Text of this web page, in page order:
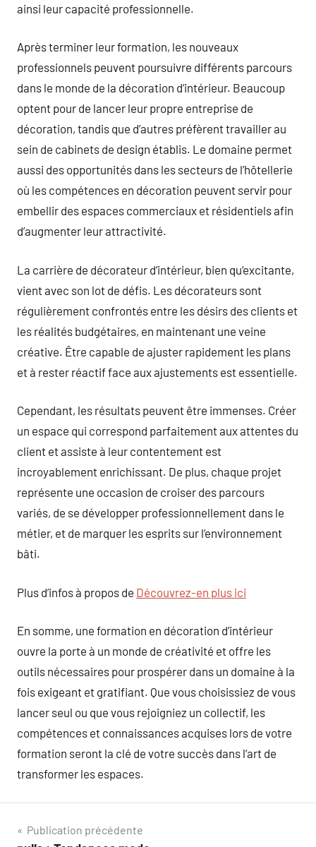
ainsi leur capacité professionnelle.
Après terminer leur formation, les nouveaux
professionnels peuvent poursuivre différents parcours
dans le monde de la décoration d’intérieur. Beaucoup
optent pour de lancer leur propre entreprise de
décoration, tandis que d’autres préfèrent travailler au
sein de cabinets de design établis. Le domaine permet
aussi des opportunités dans les secteurs de l’hôtellerie
où les compétences en décoration peuvent servir pour
embellir des espaces commerciaux et résidentiels afin
d’augmenter leur attractivité.
La carrière de décorateur d’intérieur, bien qu’excitante,
vient avec son lot de défis. Les décorateurs sont
régulièrement confrontés entre les désirs des clients et
les réalités budgétaires, en maintenant une veine
créative. Être capable de ajuster rapidement les plans
et à rester réactif face aux ajustements est essentielle.
Cependant, les résultats peuvent être immenses. Créer
un espace qui correspond parfaitement aux attentes du
client et assiste à leur contentement est
incroyablement enrichissant. De plus, chaque projet
représente une occasion de croiser des parcours
variés, de se développer professionnellement dans le
métier, et de marquer les esprits sur l’environnement
bâti.
Plus d’infos à propos de Découvrez-en plus ici
En somme, une formation en décoration d’intérieur
ouvre la porte à un monde de créativité et offre les
outils nécessaires pour prospérer dans un domaine à la
fois exigeant et gratifiant. Que vous choisissiez de vous
lancer seul ou que vous rejoigniez un collectif, les
compétences et connaissances acquises lors de votre
formation seront la clé de votre succès dans l’art de
transformer les espaces.
Navigation
Publication précédente